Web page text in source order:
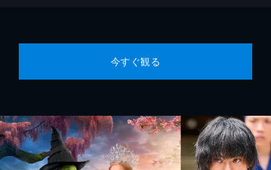
今すぐ観る